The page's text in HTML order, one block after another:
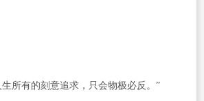
所有的刻意追求，只会物极必反。”